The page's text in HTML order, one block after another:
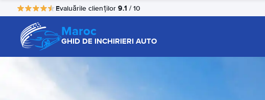
Evaluările clienților 9.1 / 10
Maroc
GHID DE INCHIRIERI AUTO